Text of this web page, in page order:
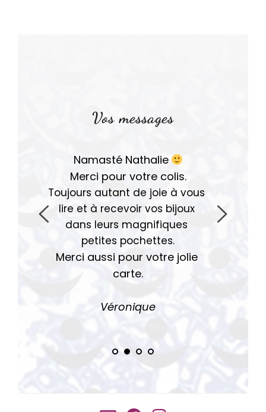
Vos messages
Namasté Nathalie
Merci pour votre colis.
Toujours autant de joie à vous
lire et à recevoir vos bijoux
dans leurs magnifiques
petites pochettes.
Merci aussi pour votre jolie
carte.
Véronique